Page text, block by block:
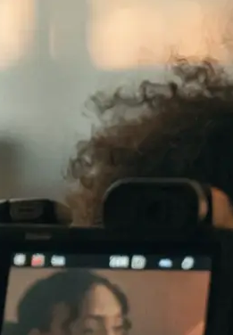
verkauft: